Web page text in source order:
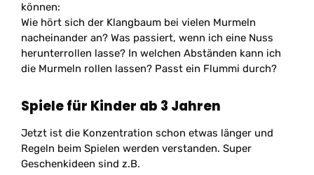
können:
Wie hört sich der Klangbaum bei vielen Murmeln
nacheinander an? Was passiert, wenn ich eine Nuss
herunterrollen lasse? In welchen Abständen kann ich
die Murmeln rollen lassen? Passt ein Flummi durch?
Spiele für Kinder ab 3 Jahren
Jetzt ist die Konzentration schon etwas länger und
Regeln beim Spielen werden verstanden. Super
Geschenkideen sind z.B.